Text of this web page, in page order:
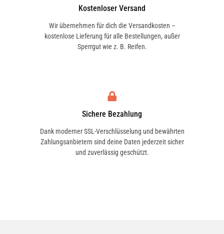
Kostenloser Versand
Wir übernehmen für dich die Versandkosten –
kostenlose Lieferung für alle Bestellungen, außer
Sperrgut wie z. B. Reifen.
Sichere Bezahlung
Dank moderner SSL-Verschlüsselung und bewährten
Zahlungsanbietern sind deine Daten jederzeit sicher
und zuverlässig geschützt.